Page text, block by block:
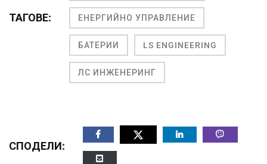
ТАГОВЕ: ЕНЕРГИЙНО УПРАВЛЕНИЕ
БАТЕРИИ LS ENGINEERING
ЛС ИНЖЕНЕРИНГ
СПОДЕЛИ: